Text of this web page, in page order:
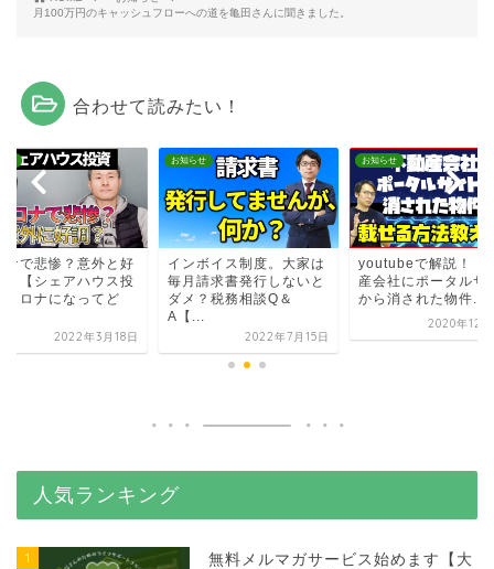
月100万円のキャッシュフローへの道を亀田さんに聞きました。
合わせて読みたい！
ナで悲惨？意外と好
｜【シェアハウス投
コロナになってど
2022年3月18日
お知らせ
インボイス制度。大家は
毎月請求書発行しないと
ダメ？税務相談Q＆
A【...
2022年7月15日
お知らせ
youtubeで解説！「
産会社にポータルサ
から消された物件...
2020年12
人気ランキング
1
無料メルマガサービス始めます【大